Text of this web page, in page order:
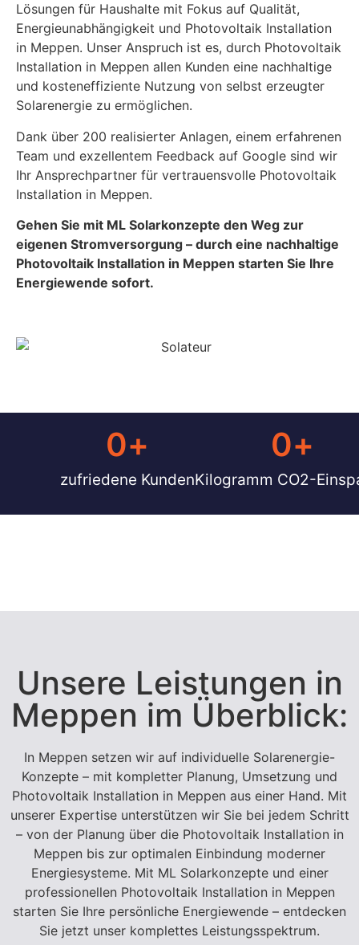
Lösungen für Haushalte mit Fokus auf Qualität,
Energieunabhängigkeit und Photovoltaik Installation
in Meppen. Unser Anspruch ist es, durch Photovoltaik
Installation in Meppen allen Kunden eine nachhaltige
und kosteneffiziente Nutzung von selbst erzeugter
Solarenergie zu ermöglichen.
Dank über 200 realisierter Anlagen, einem erfahrenen
Team und exzellentem Feedback auf Google sind wir
Ihr Ansprechpartner für vertrauensvolle Photovoltaik
Installation in Meppen.
Gehen Sie mit ML Solarkonzepte den Weg zur
eigenen Stromversorgung – durch eine nachhaltige
Photovoltaik Installation in Meppen starten Sie Ihre
Energiewende sofort.
zufriedene Kunden
0+
Kilogramm CO2-
0+
Unsere Leistungen in
Meppen im Überblick:
In Meppen setzen wir auf individuelle Solarenergie-
Konzepte – mit kompletter Planung, Umsetzung und
Photovoltaik Installation in Meppen aus einer Hand. Mit
unserer Expertise unterstützen wir Sie bei jedem Schritt
– von der Planung über die Photovoltaik Installation in
Meppen bis zur optimalen Einbindung moderner
Energiesysteme. Mit ML Solarkonzepte und einer
professionellen Photovoltaik Installation in Meppen
starten Sie Ihre persönliche Energiewende – entdecken
Sie jetzt unser komplettes Leistungsspektrum.